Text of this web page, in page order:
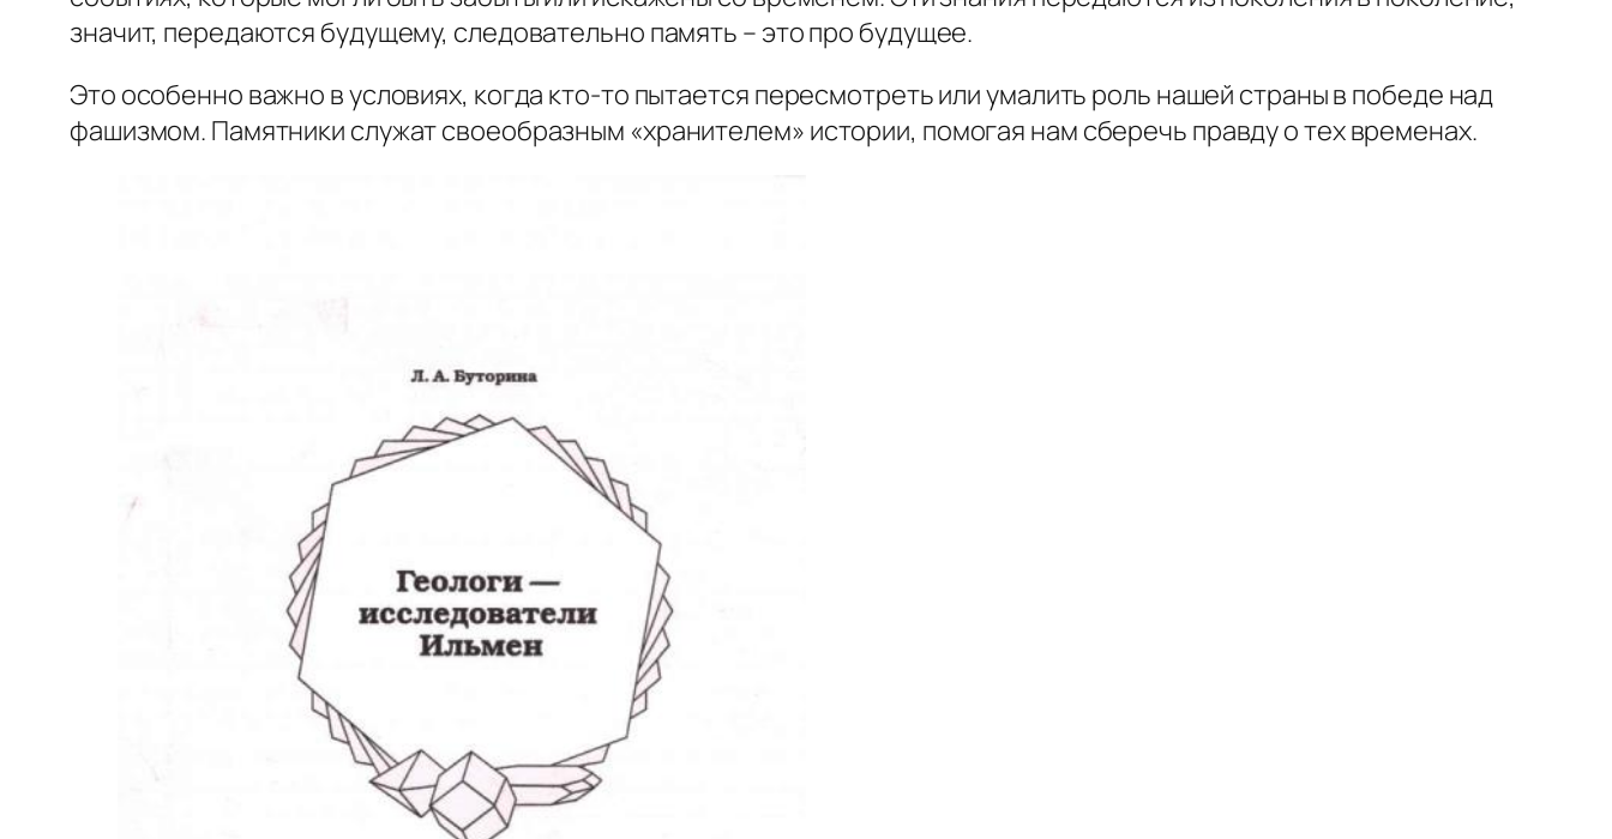
значит, передаются будущему, следовательно память – это про будущее.
Это особенно важно в условиях, когда кто-то пытается пересмотреть или умалить роль нашей страны в победе над
фашизмом. Памятники служат своеобразным «хранителем» истории, помогая нам сберечь правду о тех временах.